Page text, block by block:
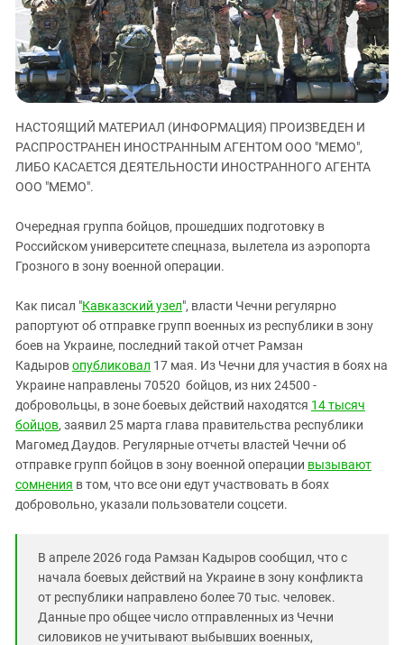
ЗАСТАВЛЯЕТ
КАВКАЗ ЗА ПАЛЕСТИНУ
ИНАКОМЫСЛИЕ В ЧЕЧНЕ
ПРЕСЛЕДОВАНИЕ АКТИВИСТОВ
МОБИЛИЗАЦИЯ И ПРОТЕСТЫ
Дагестан
Ингушетия
Кабардино-Балкария
Калмыкия
Карачаево-Черкесия
Краснодарский край
Нагорный Карабах
Ростовская область
Северная Осетия - Алания
Ставропольский край
Чечня
Южный Кавказ
ЮФО
НАСТОЯЩИЙ МАТЕРИАЛ (ИНФОРМАЦИЯ) ПРОИЗВЕДЕН И
РАСПРОСТРАНЕН ИНОСТРАННЫМ АГЕНТОМ ООО "МЕМО",
ЛИБО КАСАЕТСЯ ДЕЯТЕЛЬНОСТИ ИНОСТРАННОГО АГЕНТА
ООО "МЕМО".
Очередная группа бойцов, прошедших подготовку в
Российском университете спецназа, вылетела из аэропорта
Грозного в зону военной операции.
Как писал "Кавказский узел", власти Чечни регулярно
рапортуют об отправке групп военных из республики в зону
боев на Украине, последний такой отчет Рамзан
Кадыровопубликовал 17 мая. Из Чечни для участия в боях на
Украине направлены 70520 бойцов, из них 24500 -
добровольцы, в зоне боевых действий находятся 14 тысяч
бойцов, заявил 25 марта глава правительства республики
Магомед Даудов. Регулярные отчеты властей Чечни об
отправке групп бойцов в зону военной операции вызывают
сомнения в том, что все они едут участвовать в боях
добровольно, указали пользователи соцсети.
В апреле 2026 года Рамзан Кадыров сообщил, что с
начала боевых действий на Украине в зону конфликта
от республики направлено более 70 тыс. человек.
Данные про общее число отправленных из Чечни
силовиков не учитывают выбывших военных,